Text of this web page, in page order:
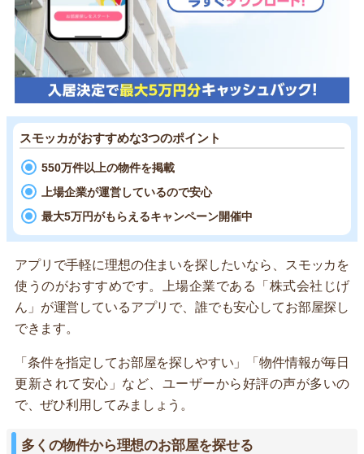
スモッカがおすすめな3つのポイント
550万件以上の物件を掲載
上場企業が運営しているので安心
最大5万円がもらえるキャンペーン開催中
アプリで手軽に理想の住まいを探したいなら、スモッカを
使うのがおすすめです。上場企業である「株式会社じげ
ん」が運営しているアプリで、誰でも安心してお部屋探し
できます。
「条件を指定してお部屋を探しやすい」「物件情報が毎日
更新されて安心」など、ユーザーから好評の声が多いの
で、ぜひ利用してみましょう。
多くの物件から理想のお部屋を探せる